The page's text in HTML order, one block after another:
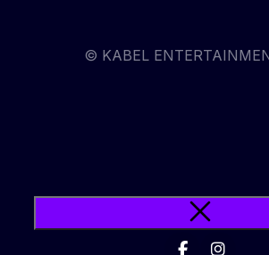
© KABEL